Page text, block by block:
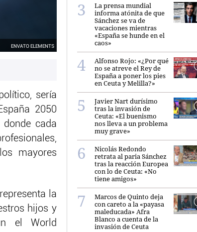
ENVATO ELEMENTS
sería
2050
cada
mayores
la
hijos y
el World
La prensa mundial
informa atónita de que
Sánchez se va de
vacaciones mientras
«España se hunde en el
caos»
Alfonso Rojo: «¿Por qué
no se atreve el Rey de
España a poner los pies
en Ceuta y Melilla?»
Javier Nart durísimo
tras la invasión de
Ceuta: «El buenismo
nos lleva a un problema
muy grave»
Nicolás Redondo
retrata al paria Sánchez
tras la reacción Europea
con lo de Ceuta: «No
tiene amigos»
Marcos de Quinto deja
con careto a la «payasa
maleducada» Afra
Blanco a cuenta de la
invasión de Ceuta